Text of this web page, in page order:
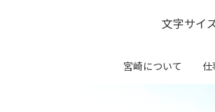
宮崎について 仕
文字サイ